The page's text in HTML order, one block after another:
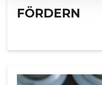
FÖRDERN